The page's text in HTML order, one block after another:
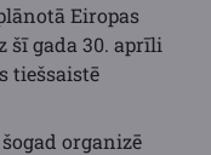
Eiropas
šī gada 30. aprīli
tiešsaistē
organizē